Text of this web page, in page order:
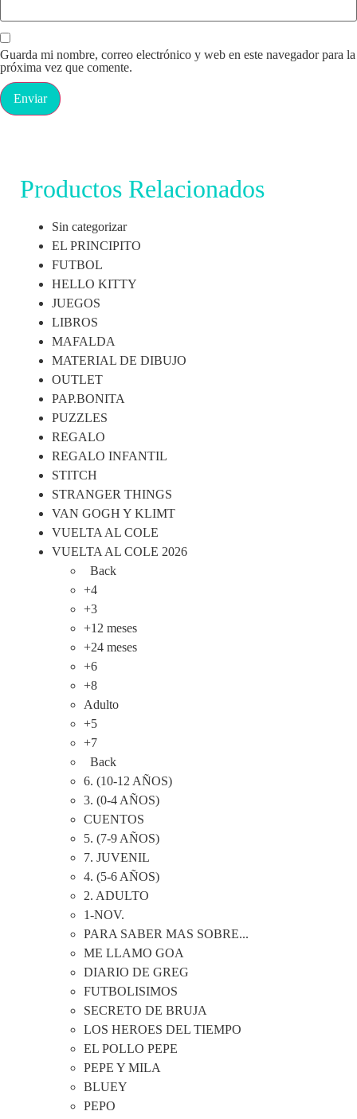
Guarda mi nombre, correo electrónico y web en este navegador para la
próxima vez que comente.
Productos Relacionados
Sin categorizar
EL PRINCIPITO
FUTBOL
HELLO KITTY
JUEGOS
LIBROS
MAFALDA
MATERIAL DE DIBUJO
OUTLET
PAP.BONITA
PUZZLES
REGALO
REGALO INFANTIL
STITCH
STRANGER THINGS
VAN GOGH Y KLIMT
VUELTA AL COLE
VUELTA AL COLE 2026
Back
+4
+3
+12 meses
+24 meses
+6
+8
Adulto
+5
+7
Back
6. (10-12 AÑOS)
3. (0-4 AÑOS)
CUENTOS
5. (7-9 AÑOS)
7. JUVENIL
4. (5-6 AÑOS)
2. ADULTO
1-NOV.
PARA SABER MAS SOBRE...
ME LLAMO GOA
DIARIO DE GREG
FUTBOLISIMOS
SECRETO DE BRUJA
LOS HEROES DEL TIEMPO
EL POLLO PEPE
PEPE Y MILA
BLUEY
PEPO